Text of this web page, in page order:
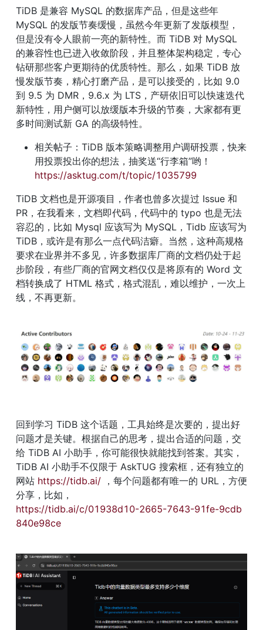
TiDB 是兼容 MySQL 的数据库产品，但是这些年
MySQL 的发版节奏缓慢，虽然今年更新了发版模型，
但是没有令人眼前一亮的新特性。而 TiDB 对 MySQL
的兼容性也已进入收敛阶段，并且整体架构稳定，专心
钻研那些客户更期待的优质特性。那么，如果 TiDB 放
慢发版节奏，精心打磨产品，是可以接受的，比如 9.0
到 9.5 为 DMR，9.6.x 为 LTS，产研依旧可以快速迭代
新特性，用户侧可以放缓版本升级的节奏，大家都有更
多时间测试新 GA 的高级特性。
相关帖子：TiDB 版本策略调整用户调研投票，快来
用投票投出你的想法，抽奖送“行李箱”哟！
https://asktug.com/t/topic/1035799
TiDB 文档也是开源项目，作者也曾多次提过 Issue 和
PR，在我看来，文档即代码，代码中的 typo 也是无法
容忍的，比如 Mysql 应该写为 MySQL，Tidb 应该写为
TiDB，或许是有那么一点代码洁癖。当然，这种高规格
要求在业界并不多见，许多数据库厂商的文档仍处于起
步阶段，有些厂商的官网文档仅仅是将原有的 Word 文
档转换成了 HTML 格式，格式混乱，难以维护，一次上
线，不再更新。
回到学习 TiDB 这个话题，工具始终是次要的，提出好
问题才是关键。根据自己的思考，提出合适的问题，交
给 TiDB AI 小助手，你可能很快就能找到答案。其实，
TiDB AI 小助手不仅限于 AskTUG 搜索框，还有独立的
网站 https://tidb.ai/ ，每个问题都有唯一的 URL，方便
分享，比如，
https://tidb.ai/c/01938d10-2665-7643-91fe-9cdb
840e98ce